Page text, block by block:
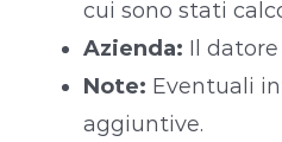
cui sono stati
Azienda: Il
Note: Eventuali
aggiuntive.